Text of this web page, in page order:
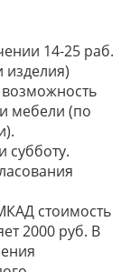
14-25 раб.
изделия)
возможность
мебели (по
субботу.
стоимость
2000 руб. В